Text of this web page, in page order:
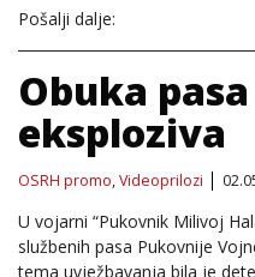
Pošalji dalje:
Obuka
eksploziva
OSRH promo,Videoprilozi
U vojarni “Pukovnik Milivoj
službenih pasa Pukovnije
tema uvježbavanja bila je